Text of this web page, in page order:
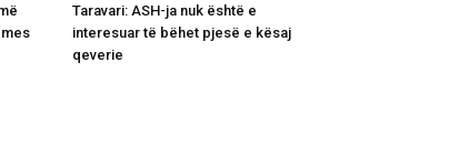
Taravari: ASH-ja nuk është e
interesuar të bëhet pjesë e kësaj
qeverie